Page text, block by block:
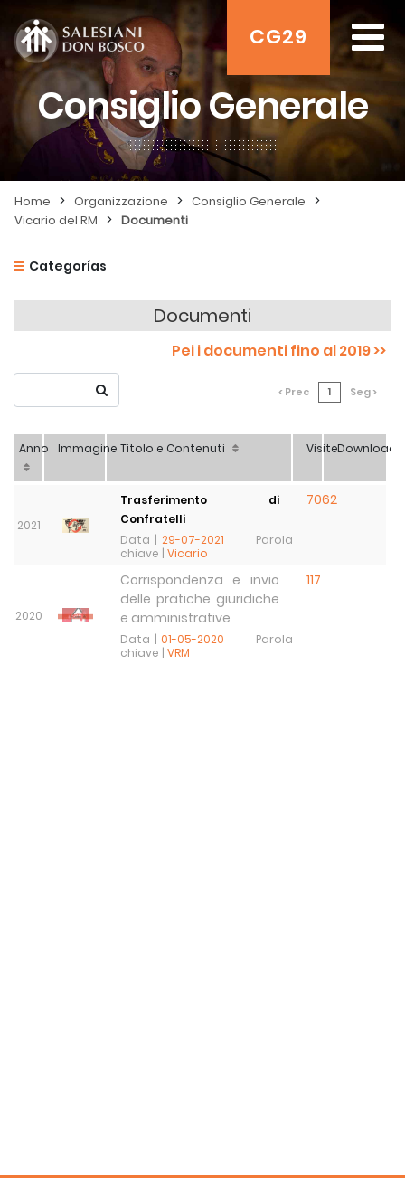
CG29
Consiglio Generale
Home > Organizzazione > Consiglio Generale >
Vicario del RM > Documenti
Categorías
Documenti
Pei i documenti fino al 2019 >>
< Prec 1 Seg >
Anno Immagine Titolo e Contenuti VisiteDownload
2021
Trasferimento di
Confratelli
Data | 29-07-2021
Parola
chiave | Vicario
7062
2020
Corrispondenza e invio
delle pratiche giuridiche
e amministrative
Data |01-05-2020
Parola
chiave | VRM
117